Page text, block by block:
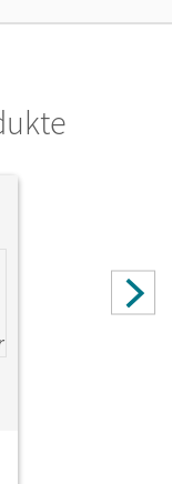
Manuela;
Christine;